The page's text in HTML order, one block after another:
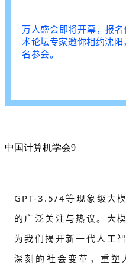
万人盛会即将开幕，报
术论坛专家邀你相约沈
名参会。
中国计算机学会9
GPT-3.5/4等现象级大
的广泛关注与热议。大
为我们揭开新一代人工
深刻的社会变革，重塑